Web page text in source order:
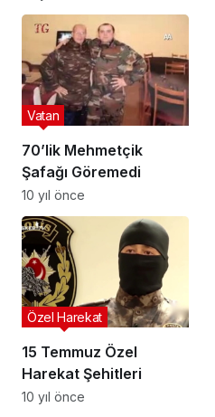
Yıldönümü | Nazlı Çelik
70’lik Mehmetçik
Şafağı Göremedi
Vatan
10 yıl önce
15 Temmuz Özel
Harekat Şehitleri
Özel Harekat
10 yıl önce